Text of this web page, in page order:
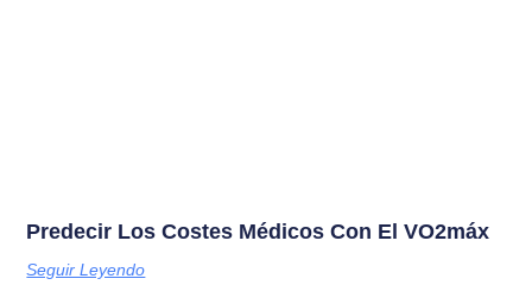
Predecir Los Costes Médicos Con El VO2máx
Seguir Leyendo